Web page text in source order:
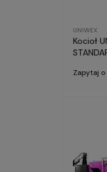
UNIWEX
Kocioł
Zapytaj